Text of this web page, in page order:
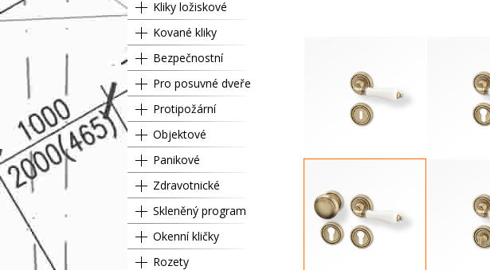
Kliky ložiskové
Kované kliky
Bezpečnostní
Pro posuvné dveře
Protipožární
Objektové
Panikové
Zdravotnické
Skleněný program
Okenní kličky
Rozety